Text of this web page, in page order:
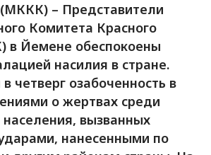
– Представители
Комитета Красного
в Йемене обеспокоены
насилия в стране.
четверг озабоченность в
о жертвах среди
населения, вызванных
нанесенными по